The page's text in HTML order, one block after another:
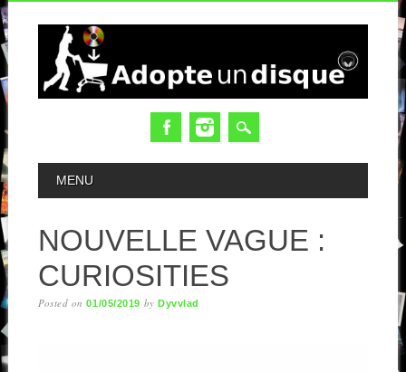
MAIN MENU
MENU
NOUVELLE VAGUE :
CURIOSITIES
Posted on01/05/2019 byDyvvlad